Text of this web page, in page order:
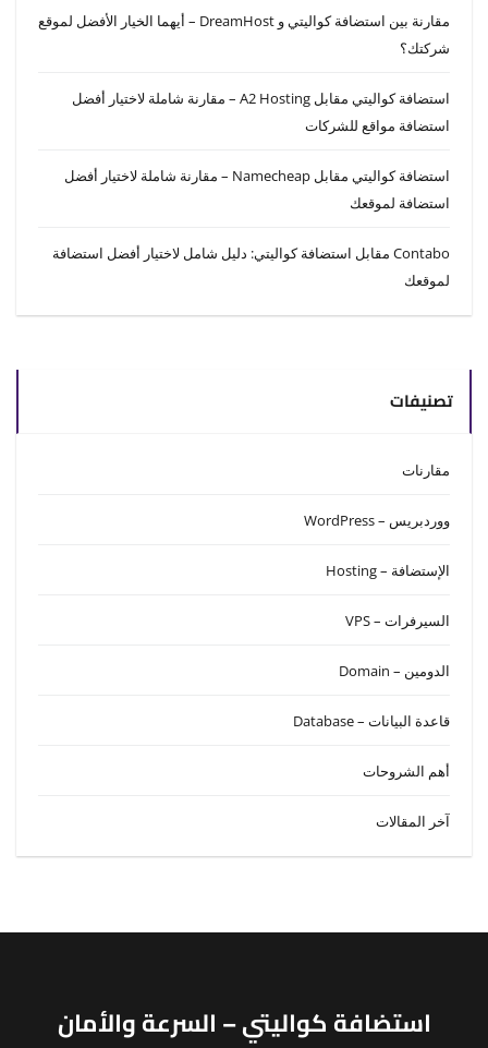
مقارنة بين استضافة كواليتي و DreamHost – أيهما الخيار الأفضل لموقع
شركتك؟
استضافة كواليتي مقابل A2 Hosting – مقارنة شاملة لاختيار أفضل
استضافة مواقع للشركات
استضافة كواليتي مقابل Namecheap – مقارنة شاملة لاختيار أفضل
استضافة لموقعك
Contabo مقابل استضافة كواليتي: دليل شامل لاختيار أفضل استضافة
لموقعك
تصنيفات
مقارنات
ووردبريس – WordPress
الإستضافة – Hosting
السيرفرات – VPS
الدومين – Domain
قاعدة البيانات – Database
أهم الشروحات
آخر المقالات
استضافة كواليتي – السرعة والأمان